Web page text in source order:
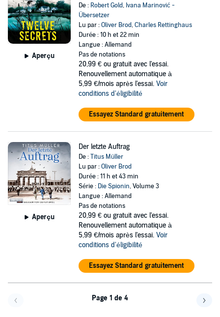
Aperçu
De : Robert Gold, Ivana Marinović -
Übersetzer
Lu par :Oliver Brod,Charles Rettinghaus
Durée : 10 h et 22 min
Langue : Allemand
Pas de notations
20,99 € ou gratuit avec l'essai.
Renouvellement automatique à
5,99 €/mois après l'essai. Voir
conditions d'éligibilité
Essayez Standard gratuitement
Aperçu
Der letzte Auftrag
De :Titus Müller
Lu par :Oliver Brod
Durée : 11 h et 43 min
Série : Die Spionin, Volume 3
Langue : Allemand
Pas de notations
20,99 € ou gratuit avec l'essai.
Renouvellement automatique à
5,99 €/mois après l'essai. Voir
conditions d'éligibilité
Essayez Standard gratuitement
Page 1 de 4